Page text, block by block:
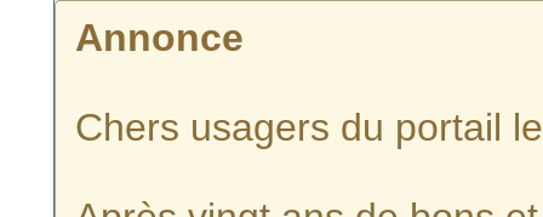
Annonce
Chers usagers du portail